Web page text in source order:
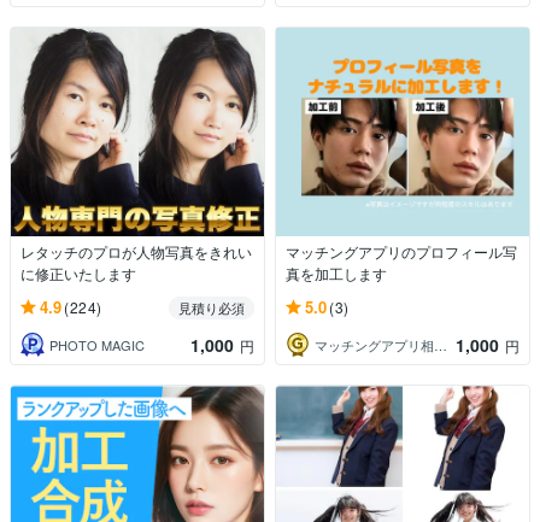
レタッチのプロが人物写真をきれい
に修正いたします
4.9(224)
見積り必須
PHOTO MAGIC
1,000 円
マッチングアプリのプロフィール写
真を加工します
5.0(3)
マッチングアプリ相談所しみくま 1,000 円